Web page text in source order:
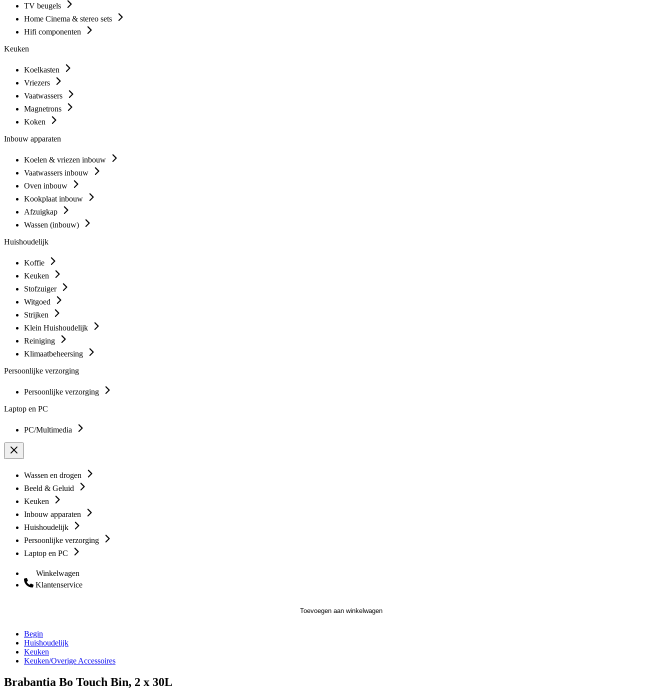
TV beugels
Home Cinema & stereo sets
Hifi componenten
Keuken
Koelkasten
Vriezers
Vaatwassers
Magnetrons
Koken
Inbouw apparaten
Koelen & vriezen inbouw
Vaatwassers inbouw
Oven inbouw
Kookplaat inbouw
Afzuigkap
Wassen (inbouw)
Huishoudelijk
Koffie
Keuken
Stofzuiger
Witgoed
Strijken
Klein Huishoudelijk
Reiniging
Klimaatbeheersing
Persoonlijke verzorging
Persoonlijke verzorging
Laptop en PC
PC/Multimedia
Wassen en drogen
Beeld & Geluid
Keuken
Inbouw apparaten
Huishoudelijk
Persoonlijke verzorging
Laptop en PC
Winkelwagen
Klantenservice
Toevoegen aan winkelwagen
Begin
Huishoudelijk
Keuken
Keuken/Overige Accessoires
Brabantia Bo Touch Bin, 2 x 30L